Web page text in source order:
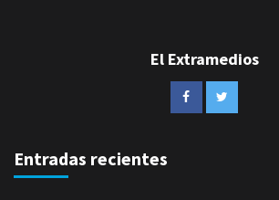
El Extramedios
Entradas recientes